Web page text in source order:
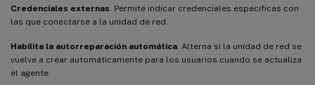
Credenciales externas . Permite indicar credenciales específicas con
las que conectarse a la unidad de red.
Habilita la autorreparación automática . Alterna si la unidad de red se
vuelve a crear automáticamente para los usuarios cuando se actualiza
el agente.